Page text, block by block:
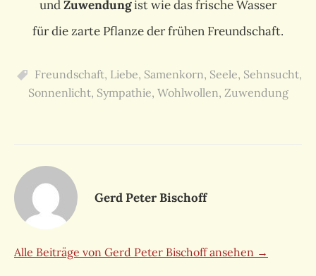
undZuwendungist wie das frische Wasser
für die zarte Pflanze der frühen Freundschaft.
Freundschaft, Liebe, Samenkorn, Seele, Sehnsucht,
Sonnenlicht, Sympathie, Wohlwollen, Zuwendung
Gerd Peter Bischoff
Alle Beiträge von Gerd Peter Bischoff ansehen →